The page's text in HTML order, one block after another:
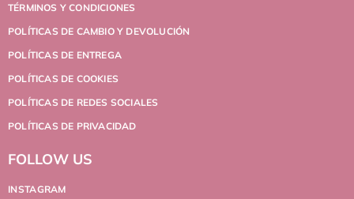
TÉRMINOS Y CONDICIONES
POLÍTICAS DE CAMBIO Y DEVOLUCIÓN
POLÍTICAS DE ENTREGA
POLÍTICAS DE COOKIES
POLÍTICAS DE REDES SOCIALES
POLÍTICAS DE PRIVACIDAD
FOLLOW US
INSTAGRAM